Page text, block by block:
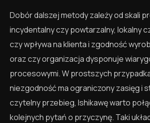
Dobór dalszej metody zależy od skali
incydentalny czy powtarzalny, lokalny
czy wpływa na klienta i zgodność
oraz czy organizacja dysponuje
procesowymi. W prostszych
niezgodność ma ograniczony zasięg i
czytelny przebieg, Ishikawę warto
kolejnych pytań o przyczynę. Taki